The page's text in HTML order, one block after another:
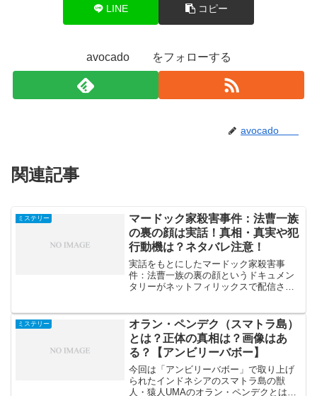
LINE コピー
avocado をフォローする
avocado
関連記事
ミステリー
マードック家殺害事件：法曹一族
の裏の顔は実話！真相・真実や犯
行動機は？ネタバレ注意！
実話をもとにしたマードック家殺害事
件：法曹一族の裏の顔というドキュメン
タリーがネットフィリックスで配信され
ので真相、真実をまとめてみました。マ
ードック一族は人を消すと黒...
ミステリー
オラン・ペンデク（スマトラ島）
とは？正体の真相は？画像はあ
る？【アンビリーバボー】
今回は「アンビリーバボー」で取り上げ
られたインドネシアのスマトラ島の獣
人・猿人UMAのオラン・ペンデクとは？